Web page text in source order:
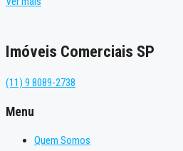
Imóveis Comerciais SP
(11) 9 8089-2738
Menu
Quem Somos